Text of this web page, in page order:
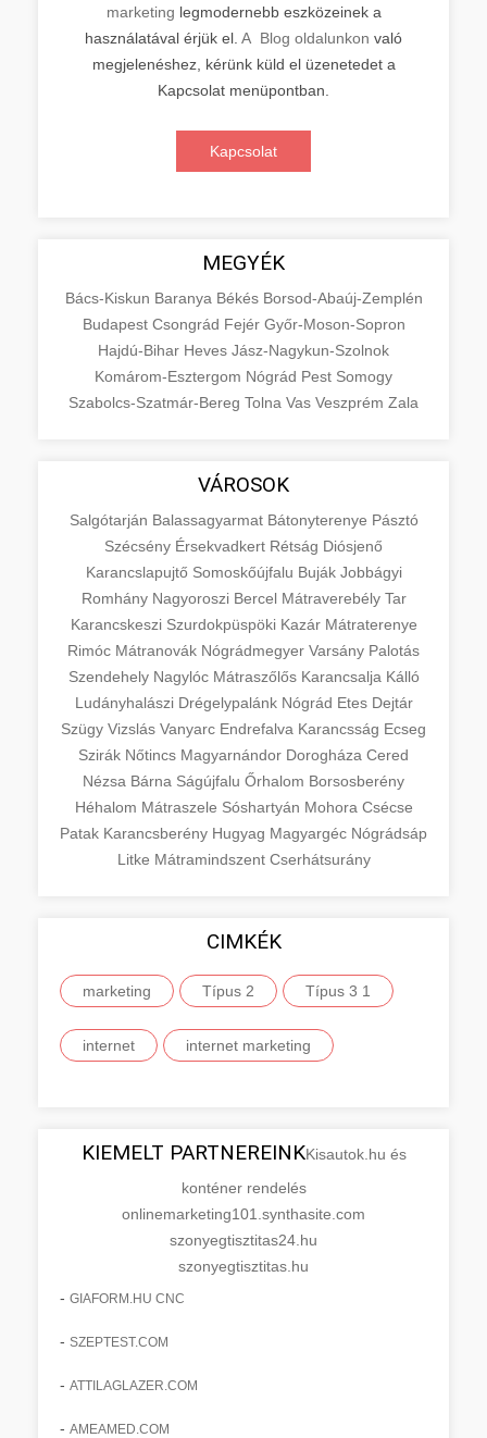
marketing legmodernebb eszközeinek a
használatával érjük el. A Blog oldalunkon való
megjelenéshez, kérünk küld el üzenetedet a
Kapcsolat menüpontban.
Kapcsolat
MEGYÉK
Bács-Kiskun Baranya Békés Borsod-Abaúj-Zemplén
Budapest Csongrád Fejér Győr-Moson-Sopron
Hajdú-Bihar Heves Jász-Nagykun-Szolnok
Komárom-Esztergom Nógrád Pest Somogy
Szabolcs-Szatmár-Bereg Tolna Vas Veszprém Zala
VÁROSOK
Salgótarján Balassagyarmat Bátonyterenye Pásztó
Szécsény Érsekvadkert Rétság Diósjenő
Karancslapujtő Somoskőújfalu Buják Jobbágyi
Romhány Nagyoroszi Bercel Mátraverebély Tar
Karancskeszi Szurdokpüspöki Kazár Mátraterenye
Rimóc Mátranovák Nógrádmegyer Varsány Palotás
Szendehely Nagylóc Mátraszőlős Karancsalja Kálló
Ludányhalászi Drégelypalánk Nógrád Etes Dejtár
Szügy Vizslás Vanyarc Endrefalva Karancsság Ecseg
Szirák Nőtincs Magyarnándor Dorogháza Cered
Nézsa Bárna Ságújfalu Őrhalom Borsosberény
Héhalom Mátraszele Sóshartyán Mohora Csécse
Patak Karancsberény Hugyag Magyargéc Nógrádsáp
Litke Mátramindszent Cserhátsurány
CIMKÉK
marketing Típus 2 Típus 3 1
internet internet marketing
KIEMELT PARTNEREINKKisautok.hu és
konténer rendelés
onlinemarketing101.synthasite.com
szonyegtisztitas24.hu
szonyegtisztitas.hu
- GIAFORM.HU CNC
- SZEPTEST.COM
- ATTILAGLAZER.COM
- AMEAMED.COM